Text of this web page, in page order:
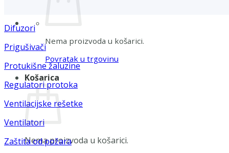
Nema proizvoda u košarici.
Povratak u trgovinu
Košarica
Nema proizvoda u košarici.
Difuzori
Prigušivači
Protukišne žaluzine
Regulatori protoka
Ventilacijske rešetke
Ventilatori
Zaštita od požara